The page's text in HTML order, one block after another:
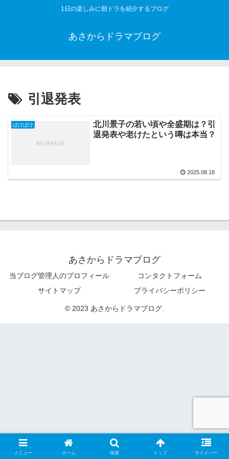
1日の楽しみに朝ドラを紹介するブログ
あさからドラマブログ
引退発表
ばけばけ
北川景子の若い頃や全盛期は？引
退発表や老けたという噂は本当？
2025.08.18
あさからドラマブログ
当ブログ管理人のプロフィール
コンタクトフォーム
サイトマップ
プライバシーポリシー
© 2023 あさからドラマブログ.
メニュー ホーム 検索 トップ サイドバー